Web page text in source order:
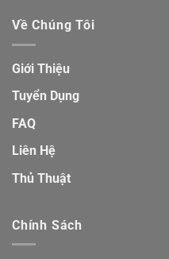
Về Chúng Tôi
Giới Thiệu
Tuyển Dụng
FAQ
Liên Hệ
Thủ Thuật
Chính Sách